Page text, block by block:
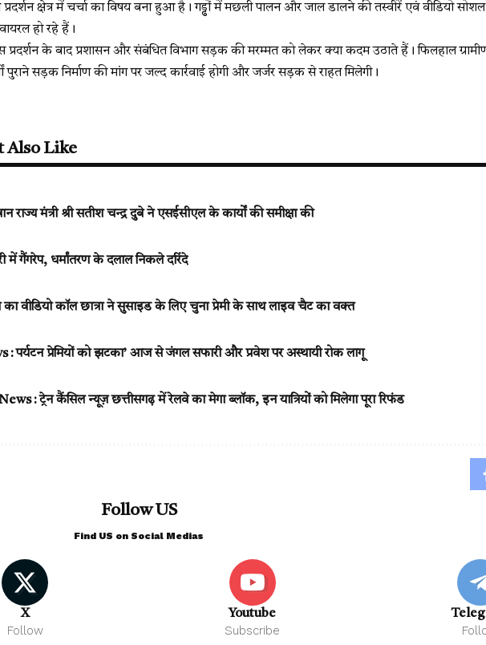
क्षेत्र में चर्चा का विषय बना हुआ है। गड्ढों में मछली पालन और जाल डालने की तस्वीरें एवं वीडियो सोशल
हो रहे हैं।
प्रदर्शन के बाद प्रशासन और संबंधित विभाग सड़क की मरम्मत को लेकर क्या कदम उठाते हैं। फिलहाल
पुराने सड़क निर्माण की मांग पर जल्द कार्रवाई होगी और जर्जर सड़क से राहत मिलेगी।
Also Like
राज्य मंत्री श्री सतीश चन्द्र दुबे ने एसईसीएल के कार्यों की समीक्षा की
में गैंगरेप, धर्मांतरण के दलाल निकले दरिंदे
वीडियो कॉल छात्रा ने सुसाइड के लिए चुना प्रेमी के साथ लाइव चैट का वक्त
पर्यटन प्रेमियों को झटका’ आज से जंगल सफारी और प्रवेश पर अस्थायी रोक लागू
: ट्रेन कैंसिल न्यूज़ छत्तीसगढ़ में रेलवे का मेगा ब्लॉक, इन यात्रियों को मिलेगा पूरा रिफंड
Follow US
Find US on Social Medias
X
Follow
Youtube
Subscribe